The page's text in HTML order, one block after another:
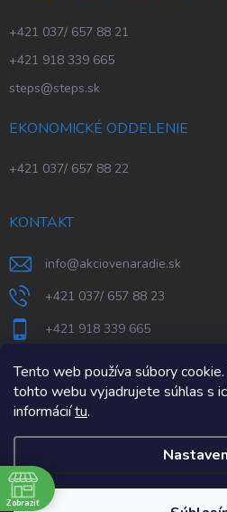
Tento web používa súbory
tohto webu vyjadrujete súhlas s
informáciítu.
+421 037/ 657 88 21
+421 918 339 665
steps@steps.sk
EKONOMICKÉ ODDELENIE
+421 037/ 657 88 22
KONTAKT
info@akciovenaradie.sk
+421 037/ 657 88 23
+421 918 339 665
STEPS Nitra
AkcioveNaradie.sk
Zobraziť